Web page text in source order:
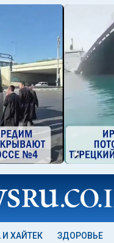
И ХАЙТЕК ЗДОРОВЬЕ